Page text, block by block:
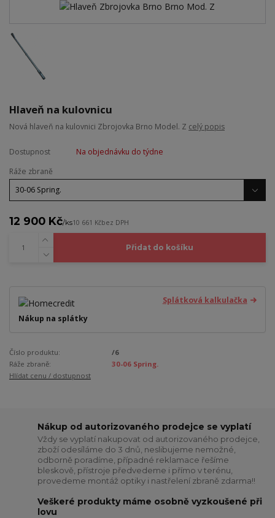
Hlaveň na kulovnicu
Nová hlaveň na kulovnici Zbrojovka Brno Model. Z celý popis
Dostupnost
Na objednávku do týdne
Ráže zbraně
12 900 Kč/ks10 661 Kčbez DPH
Přidat do košíku
Splátková kalkulačka
Nákup na splátky
Číslo produktu:
/6
Ráže zbraně:
30-06 Spring.
Hlídat cenu / dostupnost
Nákup od autorizovaného prodejce se vyplatí
Vždy se vyplatí nakupovat od autorizovaného prodejce,
zboží odesíláme do 3 dnů, neslibujeme nemožné,
odborně poradíme, případné reklamace řešíme
bleskově, přístroje předvedeme i přímo v terénu,
provedeme montáž optiky i nastřelení zbraně zdarma!!
Veškeré produkty máme osobně vyzkoušené při
lovu